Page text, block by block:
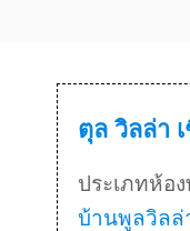
ตุล วิลล่า
ประเภทห้อ
บ้านพูลวิลล่